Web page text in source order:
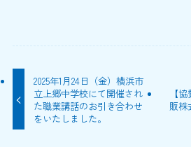
2025年1月24日（金）横浜市
立上郷中学校にて開催され
た職業講話のお引き合わせ
をいたしました。
【
販株